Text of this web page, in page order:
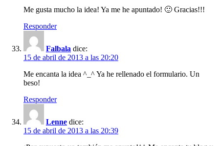
Me gusta mucho la idea! Ya me he apuntado! 🙂 Gracias!!!
Responder
Falbala dice:
15 de abril de 2013 a las 20:20
Me encanta la idea ^_^ Ya he rellenado el formulario. Un
beso!
Responder
Lenne dice:
15 de abril de 2013 a las 20:39